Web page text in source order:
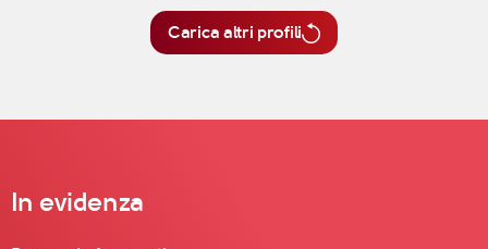
Carica altri profili
In evidenza